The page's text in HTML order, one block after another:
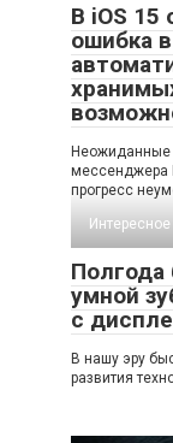
В iOS 15
ошибка
Неожиданные
мессенджера
прогресс
Интересное
Полгода
умной
с
В нашу эру
развития